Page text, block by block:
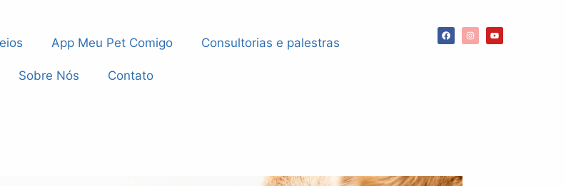
App Meu Pet Comigo Consultorias e palestras
Sobre Nós Contato